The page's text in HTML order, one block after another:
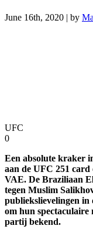
June 16th, 2020 | by
UFC
0
Een absolute kraker
aan de UFC 251
VAE. De Braziliaan
tegen Muslim
publiekslievelingen in
om hun spectaculaire
partij bekend.